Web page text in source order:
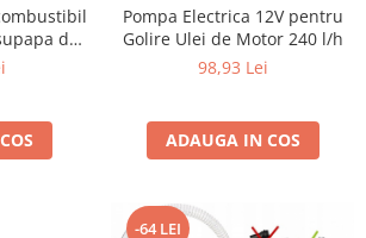
de
e:
Pompa Electrica 12V pentru
Golire Ulei de Motor 240 l/h
98,93 Lei
ADAUGA IN COS
-64 LEI